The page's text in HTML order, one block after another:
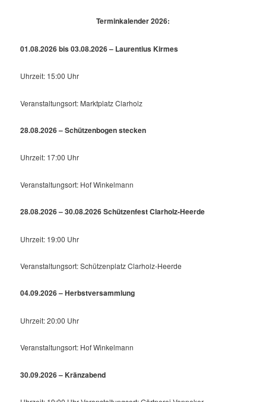
Terminkalender 2026:
01.08.2026 bis 03.08.2026 – Laurentius Kirmes
Uhrzeit: 15:00 Uhr
Veranstaltungsort: Marktplatz Clarholz
28.08.2026 – Schützenbogen stecken
Uhrzeit: 17:00 Uhr
Veranstaltungsort: Hof Winkelmann
28.08.2026 – 30.08.2026 Schützenfest Clarholz-Heerde
Uhrzeit: 19:00 Uhr
Veranstaltungsort: Schützenplatz Clarholz-Heerde
04.09.2026 – Herbstversammlung
Uhrzeit: 20:00 Uhr
Veranstaltungsort: Hof Winkelmann
30.09.2026 – Kränzabend